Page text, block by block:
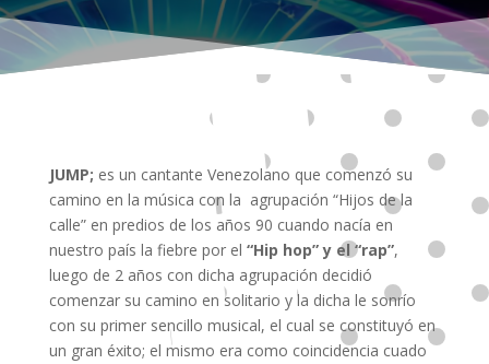
JUMP; es un cantante Venezolano que comenzó su
camino en la música con la agrupación “Hijos de la
calle” en predios de los años 90 cuando nacía en
nuestro país la fiebre por el “Hip hop” y el “rap”,
luego de 2 años con dicha agrupación decidió
comenzar su camino en solitario y la dicha le sonrío
con su primer sencillo musical, el cual se constituyó en
un gran éxito; el mismo era como coincidencia cuado